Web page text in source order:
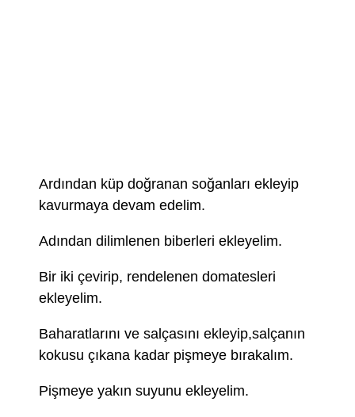
Ardından küp doğranan soğanları ekleyip
kavurmaya devam edelim.
Adından dilimlenen biberleri ekleyelim.
Bir iki çevirip, rendelenen domatesleri
ekleyelim.
Baharatlarını ve salçasını ekleyip,salçanın
kokusu çıkana kadar pişmeye bırakalım.
Pişmeye yakın suyunu ekleyelim.